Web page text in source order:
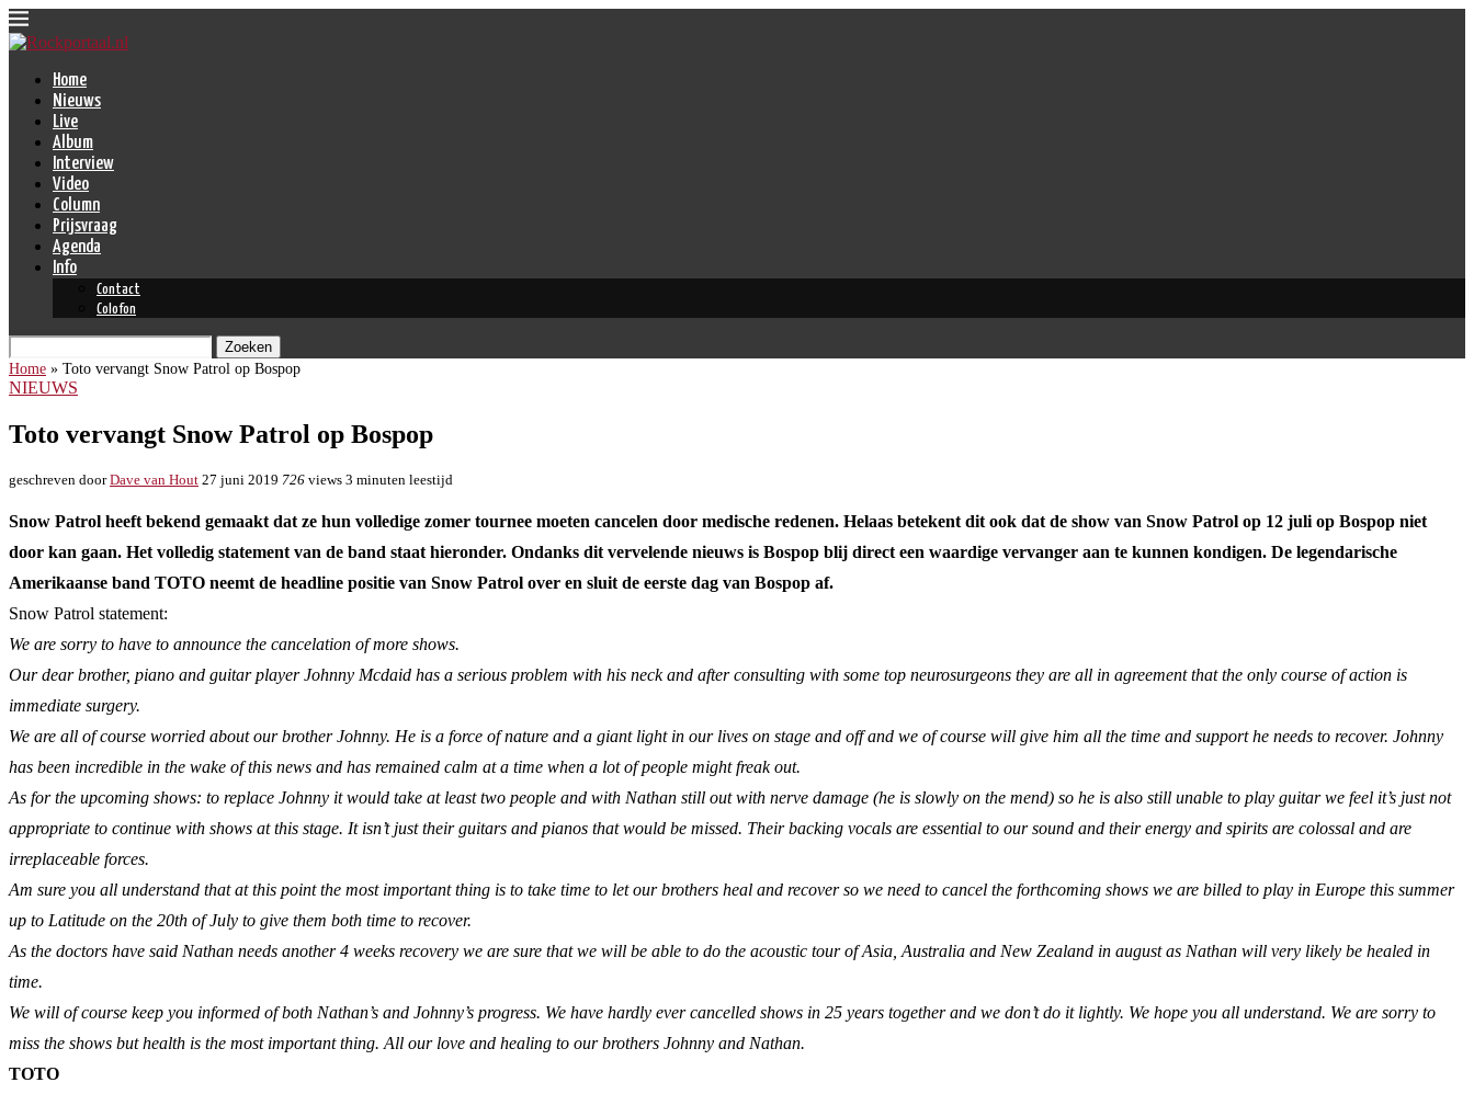
Home
Nieuws
Live
Album
Interview
Video
Column
Prijsvraag
Agenda
Info
Contact
Colofon
Zoeken
Home » Toto vervangt Snow Patrol op Bospop
NIEUWS
Toto vervangt Snow Patrol op Bospop
geschreven doorDave van Hout 27 juni 2019 726 views 3 minuten leestijd
Snow Patrol heeft bekend gemaakt dat ze hun volledige zomer tournee moeten cancelen door medische redenen. Helaas betekent dit ook dat de show van Snow Patrol op 12 juli op Bospop niet
door kan gaan. Het volledig statement van de band staat hieronder. Ondanks dit vervelende nieuws is Bospop blij direct een waardige vervanger aan te kunnen kondigen. De legendarische
Amerikaanse band TOTO neemt de headline positie van Snow Patrol over en sluit de eerste dag van Bospop af.
Snow Patrol statement:
We are sorry to have to announce the cancelation of more shows.
Our dear brother, piano and guitar player Johnny Mcdaid has a serious problem with his neck and after consulting with some top neurosurgeons they are all in agreement that the only course of action is
immediate surgery.
We are all of course worried about our brother Johnny. He is a force of nature and a giant light in our lives on stage and off and we of course will give him all the time and support he needs to recover. Johnny
has been incredible in the wake of this news and has remained calm at a time when a lot of people might freak out.
As for the upcoming shows: to replace Johnny it would take at least two people and with Nathan still out with nerve damage (he is slowly on the mend) so he is also still unable to play guitar we feel it’s just not
appropriate to continue with shows at this stage. It isn’t just their guitars and pianos that would be missed. Their backing vocals are essential to our sound and their energy and spirits are colossal and are
irreplaceable forces.
Am sure you all understand that at this point the most important thing is to take time to let our brothers heal and recover so we need to cancel the forthcoming shows we are billed to play in Europe this summer
up to Latitude on the 20th of July to give them both time to recover.
As the doctors have said Nathan needs another 4 weeks recovery we are sure that we will be able to do the acoustic tour of Asia, Australia and New Zealand in august as Nathan will very likely be healed in
time.
We will of course keep you informed of both Nathan’s and Johnny’s progress. We have hardly ever cancelled shows in 25 years together and we don’t do it lightly. We hope you all understand. We are sorry to
miss the shows but health is the most important thing. All our love and healing to our brothers Johnny and Nathan.
TOTO